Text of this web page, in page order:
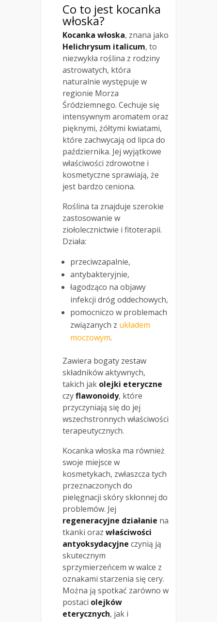
Co to jest kocanka
włoska?
Kocanka włoska, znana jako
Helichrysum italicum, to
niezwykła roślina z rodziny
astrowatych, która
naturalnie występuje w
regionie Morza
Śródziemnego. Cechuje się
intensywnym aromatem oraz
pięknymi, żółtymi kwiatami,
które zachwycają od lipca do
października. Jej wyjątkowe
właściwości zdrowotne i
kosmetyczne sprawiają, że
jest bardzo ceniona.
Roślina ta znajduje szerokie
zastosowanie w
ziołolecznictwie i fitoterapii.
Działa:
przeciwzapalnie,
antybakteryjnie,
łagodząco na objawy
infekcji dróg oddechowych,
pomocniczo w problemach
związanych z układem
moczowym.
Zawiera bogaty zestaw
składników aktywnych,
takich jak olejki eteryczne
czyflawonoidy, które
przyczyniają się do jej
wszechstronnych właściwości
terapeutycznych.
Kocanka włoska ma również
swoje miejsce w
kosmetykach, zwłaszcza tych
przeznaczonych do
pielęgnacji skóry skłonnej do
problemów. Jej
regeneracyjne działanie na
tkanki oraz właściwości
antyoksydacyjne czynią ją
skutecznym
sprzymierzeńcem w walce z
oznakami starzenia się cery.
Można ją spotkać zarówno w
postaci olejków
eterycznych, jak i